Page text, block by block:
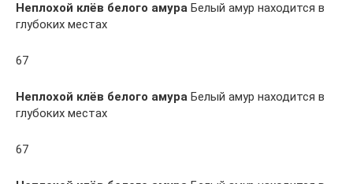
Неплохой клёв белого амура Белый амур находится в
глубоких местах
67
Неплохой клёв белого амура Белый амур находится в
глубоких местах
67